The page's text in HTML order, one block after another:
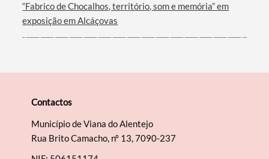
“Fabrico de Chocalhos, território, som e memória” em
exposição em Alcáçovas
Contactos
Município de Viana do Alentejo
Rua Brito Camacho, nº 13, 7090-237